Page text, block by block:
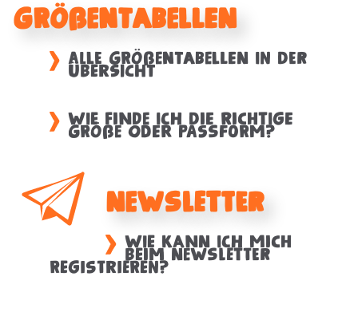
Größentabellen
Alle Größentabellen in der
Übersicht
Wie finde ich die richtige
Größe oder Passform?
Newsletter
Wie kann ich mich
beim Newsletter
registrieren?